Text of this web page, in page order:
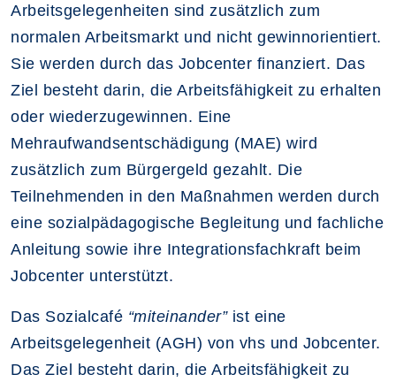
Arbeitsgelegenheiten sind zusätzlich zum
normalen Arbeitsmarkt und nicht gewinnorientiert.
Sie werden durch das Jobcenter finanziert. Das
Ziel besteht darin, die Arbeitsfähigkeit zu erhalten
oder wiederzugewinnen. Eine
Mehraufwandsentschädigung (MAE) wird
zusätzlich zum Bürgergeld gezahlt. Die
Teilnehmenden in den Maßnahmen werden durch
eine sozialpädagogische Begleitung und fachliche
Anleitung sowie ihre Integrationsfachkraft beim
Jobcenter unterstützt.
Das Sozialcafé “miteinander”ist eine
Arbeitsgelegenheit (AGH) von vhs und Jobcenter.
Das Ziel besteht darin, die Arbeitsfähigkeit zu